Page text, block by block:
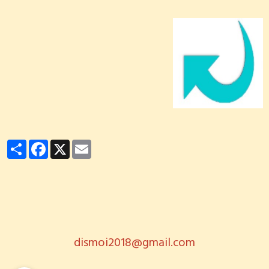
PartagerFacebook
X
dismoi2018@gmail.com